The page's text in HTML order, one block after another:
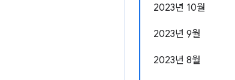
2023년 10월
2023년 9월
2023년 8월